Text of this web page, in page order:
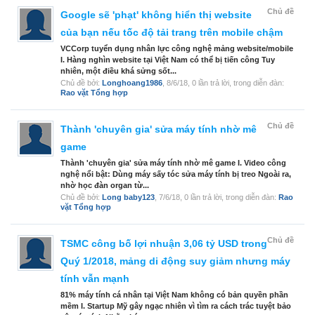
Chủ đề
Google sẽ 'phạt' không hiển thị website
của bạn nếu tốc độ tải trang trên mobile chậm
VCCorp tuyển dụng nhân lực công nghệ mảng website/mobile
I. Hàng nghìn website tại Việt Nam có thể bị tiến công Tuy
nhiên, một điều khá sửng sốt...
Chủ đề bởi: Longhoang1986 8/6/18 , 0 lần trả lời, trong diễn đàn:
Rao vặt Tổng hợp
Chủ đề
Thành 'chuyên gia' sửa máy tính nhờ mê
game
Thành 'chuyên gia' sửa máy tính nhờ mê game I. Video công
nghệ nổi bật: Dùng máy sấy tóc sửa máy tính bị treo Ngoài ra,
nhờ học đàn organ từ...
Chủ đề bởi: Long baby123 7/6/18 , 0 lần trả lời, trong diễn đàn: Rao
vặt Tổng hợp
Chủ đề
TSMC công bố lợi nhuận 3,06 tỷ USD trong
Quý 1/2018, mảng di động suy giảm nhưng máy
tính vẫn mạnh
81% máy tính cá nhân tại Việt Nam không có bản quyền phần
mềm I. Startup Mỹ gây ngạc nhiên vì tìm ra cách trác tuyệt bảo